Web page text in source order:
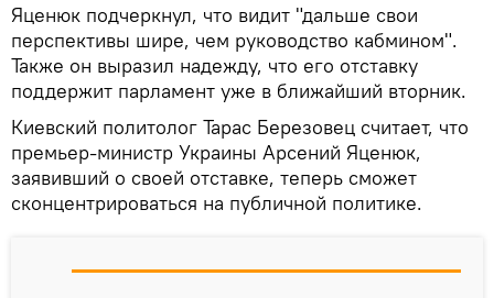
Яценюк подчеркнул, что видит "дальше свои
перспективы шире, чем руководство кабмином".
Также он выразил надежду, что его отставку
поддержит парламент уже в ближайший вторник.
Киевский политолог Тарас Березовец считает, что
премьер-министр Украины Арсений Яценюк,
заявивший о своей отставке, теперь сможет
сконцентрироваться на публичной политике.